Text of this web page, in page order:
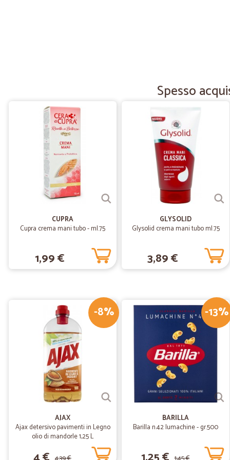
Spesso
CUPRA
Cupra crema mani tubo - ml.75
1,99 €
GLYSOLID
Glysolid crema mani tubo ml.75
3,89 €
-8%
AJAX
Ajax detersivo pavimenti in Legno
olio di mandorle 1,25 L
-13%
BARILLA
Barilla n.42 lumachine - gr.500